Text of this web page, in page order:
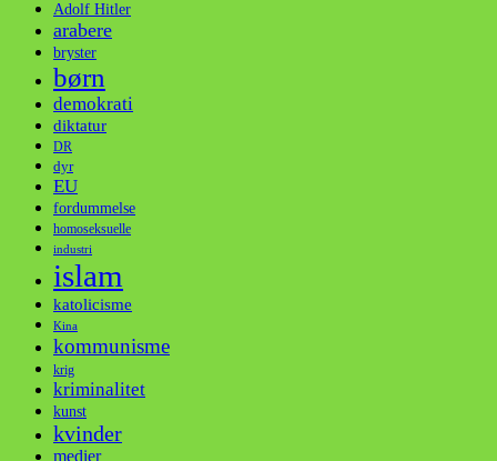
Adolf Hitler
arabere
bryster
børn
demokrati
diktatur
DR
dyr
EU
fordummelse
homoseksuelle
industri
islam
katolicisme
Kina
kommunisme
krig
kriminalitet
kunst
kvinder
medier